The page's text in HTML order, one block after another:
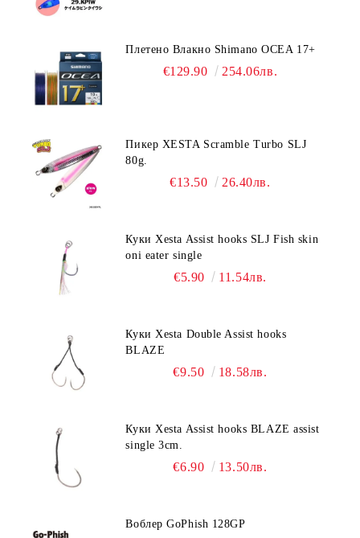
Плетено Влакно Shimano OCEA 17+
€129.90 254.06лв.
Пикер XESTA Scramble Turbo SLJ
80g.
€13.50 26.40лв.
Куки Xesta Assist hooks SLJ Fish skin
oni eater single
€5.90 11.54лв.
Куки Xesta Double Assist hooks
BLAZE
€9.50 18.58лв.
Куки Xesta Assist hooks BLAZE assist
single 3cm.
€6.90 13.50лв.
Воблер GoPhish 128GP